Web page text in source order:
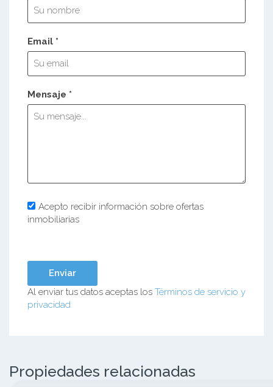
Email *
Mensaje *
Acepto recibir información sobre ofertas
inmobiliarias
Al enviar tus datos aceptas los Términos de servicio y
privacidad
Propiedades relacionadas